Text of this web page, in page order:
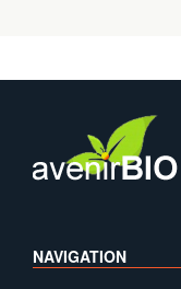
NAVIGATION